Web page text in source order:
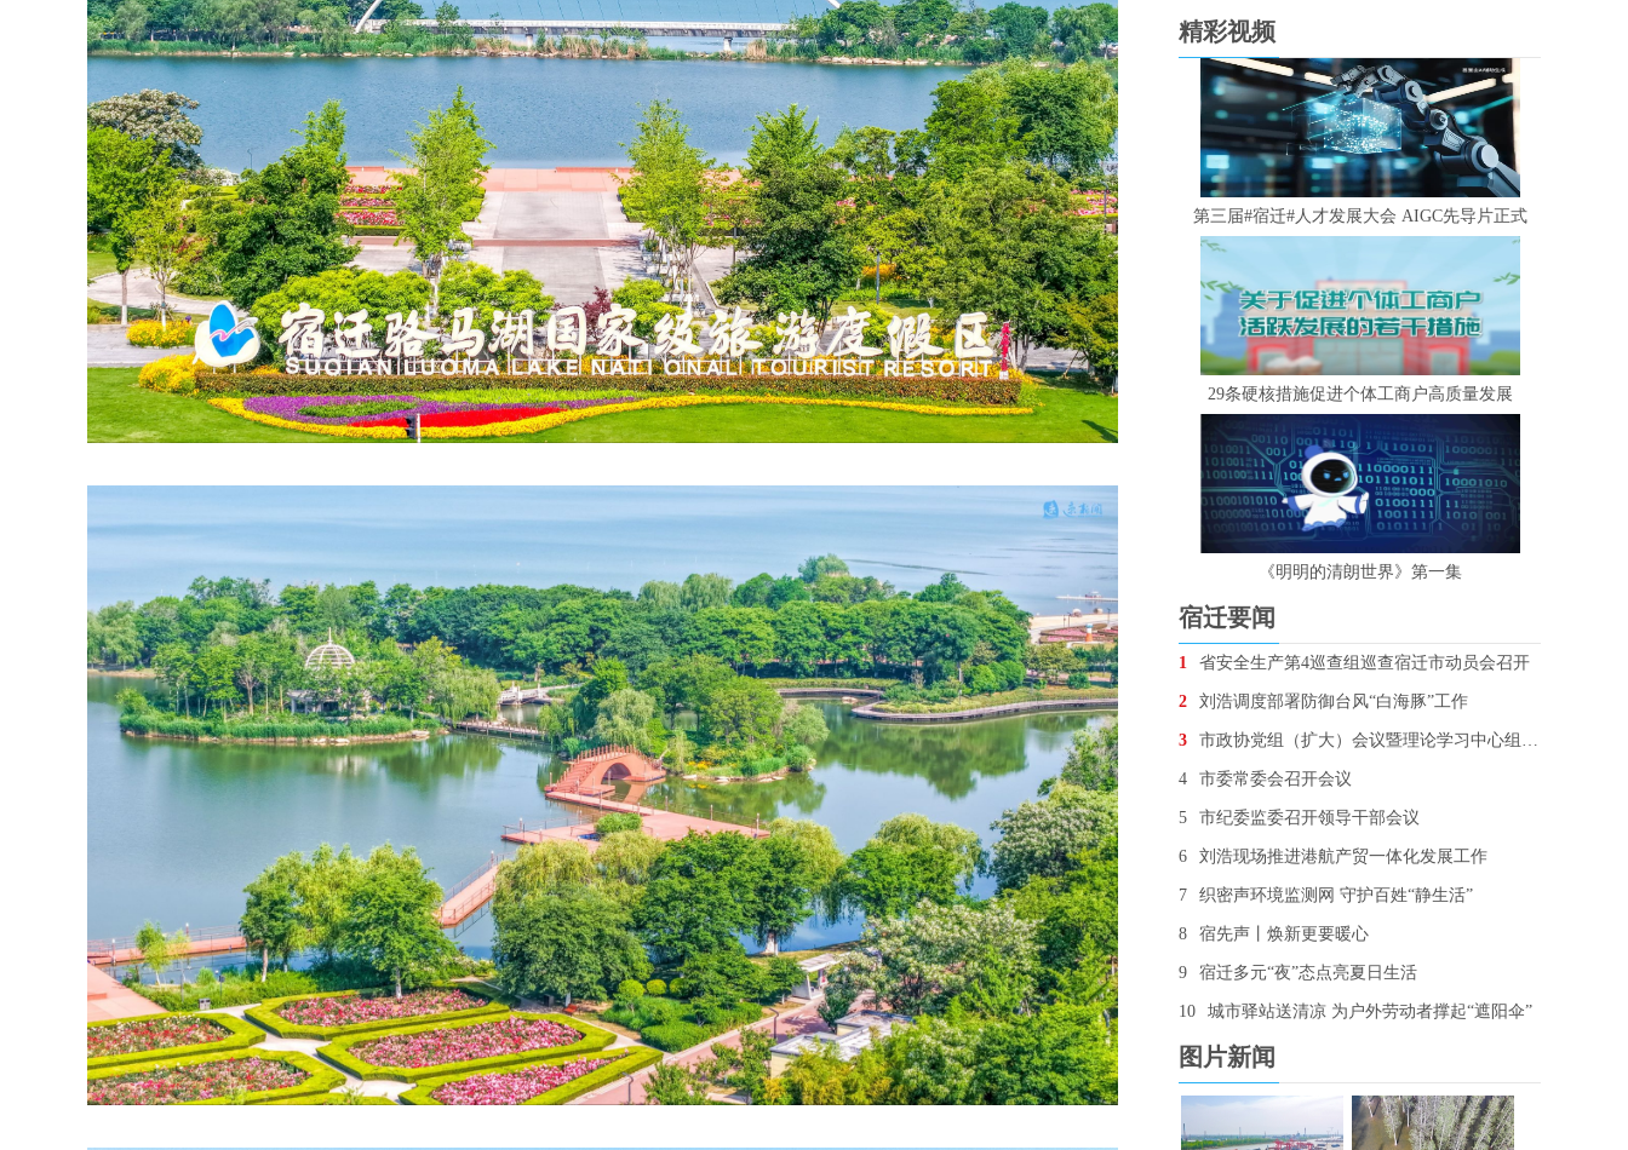
精彩视频
第三届#宿迁#人才发展大会 AIGC先导片正式
29条硬核措施促进个体工商户高质量发展
《明明的清朗世界》第一集
宿迁要闻
1 省安全生产第4巡查组巡查宿迁市动员会召开
2 刘浩调度部署防御台风“白海豚”工作
3 市政协党组（扩大）会议暨理论学习中心组学习会召开
4 市委常委会召开会议
5 市纪委监委召开领导干部会议
6 刘浩现场推进港航产贸一体化发展工作
7 织密声环境监测网 守护百姓“静生活”
8 宿先声丨焕新更要暖心
9 宿迁多元“夜”态点亮夏日生活
10 城市驿站送清凉 为户外劳动者撑起“遮阳伞”
图片新闻